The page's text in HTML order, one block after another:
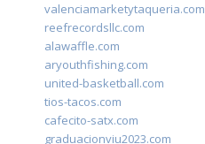
valenciamarketytaqueria.com
reefrecordsllc.com
alawaffle.com
aryouthfishing.com
united-basketball.com
tios-tacos.com
cafecito-satx.com
graduacionviu2023.com